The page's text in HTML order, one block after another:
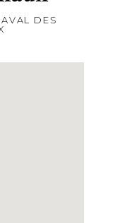
DES